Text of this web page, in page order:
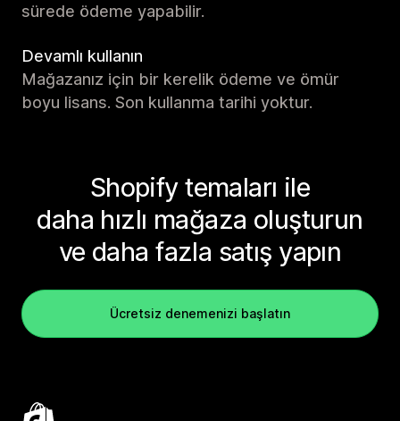
sürede ödeme yapabilir.
Devamlı kullanın
Mağazanız için bir kerelik ödeme ve ömür
boyu lisans. Son kullanma tarihi yoktur.
Shopify temaları ile
daha hızlı mağaza oluşturun
ve daha fazla satış yapın
Ücretsiz denemenizi başlatın